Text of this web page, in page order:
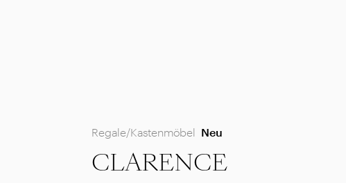
Regale/Kastenmöbel Neu
CLARENCE